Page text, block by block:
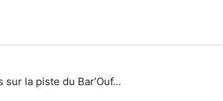
la piste du Bar’Ouf...